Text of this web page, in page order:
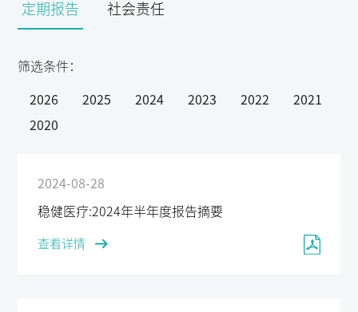
定期报告 社会责任
筛选条件：
2026 2025 2024 2023 2022
2021
2020
2024-08-28
稳健医疗:2024年半年度报告摘要
查看详情